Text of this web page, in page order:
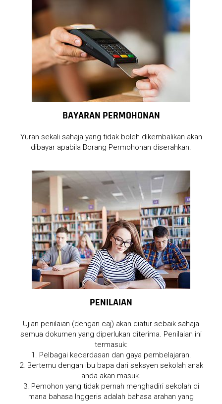
BAYARAN PERMOHONAN
Yuran sekali sahaja yang tidak boleh dikembalikan akan
dibayar apabila Borang Permohonan diserahkan.
PENILAIAN
Ujian penilaian (dengan caj) akan diatur sebaik sahaja
semua dokumen yang diperlukan diterima. Penilaian ini
termasuk:
1. Pelbagai kecerdasan dan gaya pembelajaran.
2. Bertemu dengan ibu bapa dari seksyen sekolah anak
anda akan masuk.
3. Pemohon yang tidak pernah menghadiri sekolah di
mana bahasa Inggeris adalah bahasa arahan yang